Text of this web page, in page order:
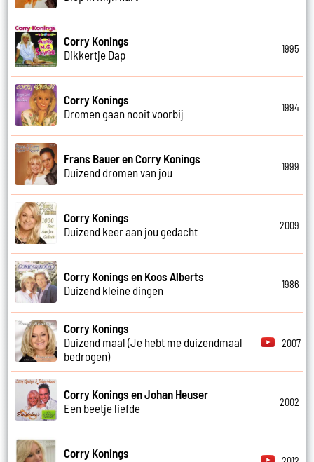
Corry Konings
Dikkertje Dap
1995
Corry Konings
Dromen gaan nooit voorbij
1994
Frans Bauer en Corry Konings
Duizend dromen van jou
1999
Corry Konings
Duizend keer aan jou gedacht
2009
Corry Konings en Koos Alberts
Duizend kleine dingen
1986
Corry Konings
Duizend maal (Je hebt me duizendmaal
bedrogen)
2007
Corry Konings en Johan Heuser
Een beetje liefde
2002
Corry Konings